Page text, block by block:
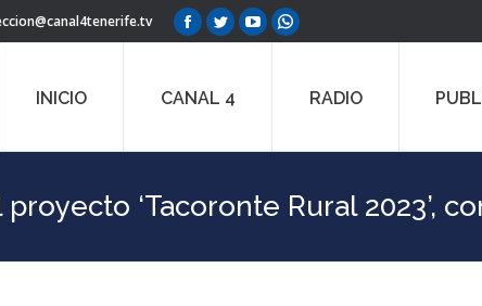
Facebook
opens
new
Twitter
opens
new
YouTube
new
Whatsapp
opens
new
INICIO CANAL 4 RADIO
‘Tacoronte Rural 2023’,